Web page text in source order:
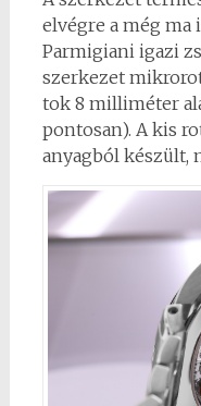
elvégre a még ma
Parmigiani igazi
szerkezet
tok 8 milliméter
pontosan). A kis
anyagból készült,